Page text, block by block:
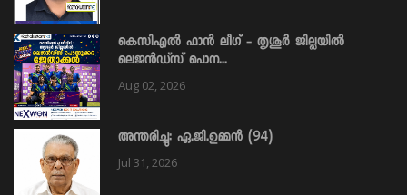
കെസിഎൽ ഫാൻ ലീഗ് - തൃശൂർ ജില്ലയിൽ
ലെജൻഡ്സ് പൊന...
Aug 02, 2026
അന്തരിച്ചു: ഏ.ജി.ഉമ്മൻ (94)
Jul 31, 2026